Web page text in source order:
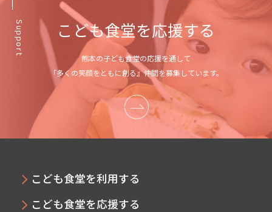
Support こども食堂を応援する
熊本の子ども食堂の応援を通して
「多くの笑顔をともに創る』仲間を募集しています。
こども食堂を利用する
こども食堂を応援する